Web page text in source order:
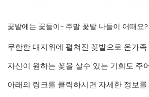
꽃밭에는 꽃들이~ 주말 꽃밭 나들이 어때요?
무한한 대지위에 펼쳐진 꽃밭으로 온가
자신이 원하는 꽃을 살수 있는 기회도 주
아래의 링크를 클릭하시면 자세한 정보